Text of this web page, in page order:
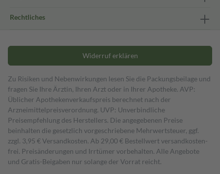
Rechtliches
Widerruf erklären
Zu Risiken und Nebenwirkungen lesen Sie die Packungsbeilage und
fragen Sie Ihre Ärztin, Ihren Arzt oder in Ihrer Apotheke. AVP:
Üblicher Apothekenverkaufspreis berechnet nach der
Arzneimittelpreisverordnung. UVP: Unverbindliche
Preisempfehlung des Herstellers. Die angegebenen Preise
beinhalten die gesetzlich vorgeschriebene Mehrwertsteuer, ggf.
zzgl. 3,95 € Versandkosten. Ab 29,00 € Bestell­wert versand­kosten­
frei. Preisänderungen und Irrtümer vorbehalten. Alle Angebote
und Gratis-Beigaben nur solange der Vorrat reicht.